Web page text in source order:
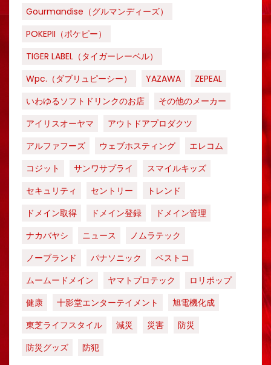
Gourmandise（グルマンディーズ）
POKEPII（ポケピー）
TIGER LABEL（タイガーレーベル）
Wpc.（ダブリュピーシー）
YAZAWA
ZEPEAL
いわゆるソフトドリンクのお店
その他のメーカー
アイリスオーヤマ
アウトドアプロダクツ
アルファフーズ
ウェブホスティング
エレコム
コジット
サンワサプライ
スマイルキッズ
セキュリティ
セントリー
トレンド
ドメイン取得
ドメイン登録
ドメイン管理
ナカバヤシ
ニュース
ノムラテック
ノーブランド
パナソニック
ベストコ
ムームードメイン
ヤマトプロテック
ロリポップ
健康
十影堂エンターテイメント
旭電機化成
東芝ライフスタイル
減災 災害
防災
防災グッズ
防犯